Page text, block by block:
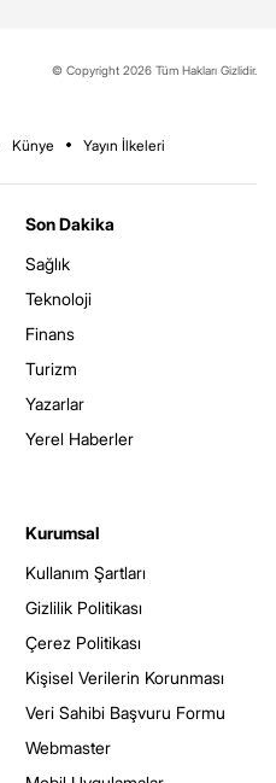
© Copyright 2026 Tüm Hakları Gizlidir.
Künye Yayın İlkeleri
Son Dakika
Sağlık
Teknoloji
Finans
Turizm
Yazarlar
Yerel Haberler
Kurumsal
Kullanım Şartları
Gizlilik Politikası
Çerez Politikası
Kişisel Verilerin Korunması
Veri Sahibi Başvuru Formu
Webmaster